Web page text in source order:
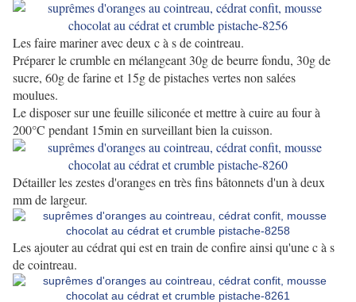
Les faire mariner avec deux c à s de cointreau.
Préparer le crumble en mélangeant 30g de beurre fondu, 30g de
sucre, 60g de farine et 15g de pistaches vertes non salées
moulues.
Le disposer sur une feuille siliconée et mettre à cuire au four à
200°C pendant 15min en surveillant bien la cuisson.
Détailler les zestes d'oranges en très fins bâtonnets d'un à deux
mm de largeur.
Les ajouter au cédrat qui est en train de confire ainsi qu'une c à s
de cointreau.